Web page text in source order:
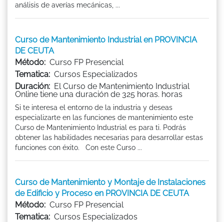
análisis de averías mecánicas, ...
Curso de Mantenimiento Industrial en PROVINCIA
DE CEUTA
Método: Curso FP Presencial
Tematica: Cursos Especializados
Duración: El Curso de Mantenimiento Industrial
Online tiene una duración de 325 horas. horas
Si te interesa el entorno de la industria y deseas
especializarte en las funciones de mantenimiento este
Curso de Mantenimiento Industrial es para ti. Podrás
obtener las habilidades necesarias para desarrollar estas
funciones con éxito. Con este Curso ...
Curso de Mantenimiento y Montaje de Instalaciones
de Edificio y Proceso en PROVINCIA DE CEUTA
Método: Curso FP Presencial
Tematica: Cursos Especializados